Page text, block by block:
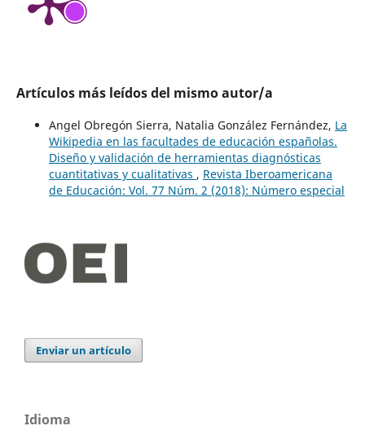
Artículos más leídos del mismo autor/a
Angel Obregón Sierra, Natalia González Fernández, La
Wikipedia en las facultades de educación españolas.
Diseño y validación de herramientas diagnósticas
cuantitativas y cualitativas , Revista Iberoamericana
de Educación: Vol. 77 Núm. 2 (2018): Número especial
Enviar un artículo
Idioma